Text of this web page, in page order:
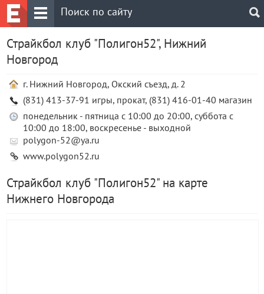
Страйкбол клуб "Полигон52", Нижний
Новгород
г. Нижний Новгород, Окский съезд, д. 2
(831) 413-37-91 игры, прокат, (831) 416-01-40 магазин
понедельник - пятница с 10:00 до 20:00, суббота с
10:00 до 18:00, воскресенье - выходной
polygon-52@ya.ru
www.polygon52.ru
Страйкбол клуб "Полигон52" на карте
Нижнего Новгорода